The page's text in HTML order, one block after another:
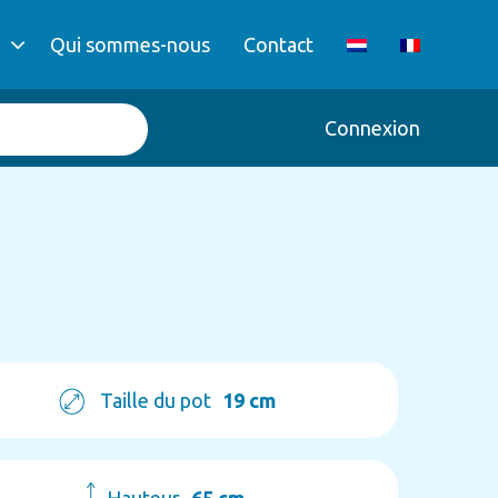
Qui sommes-nous Contact
Connexion
Taille du pot 19 cm